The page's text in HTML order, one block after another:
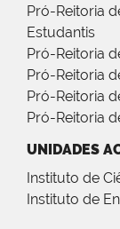
Pró-Reitoria
Estudantis
Pró-Reitoria
Pró-Reitoria
Pró-Reitoria
Pró-Reitoria
UNIDADES
Instituto de
Instituto de